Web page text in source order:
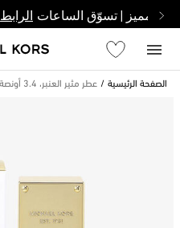
مميز | تسوّق الساعات الرابط
الصفحة الرئيسية عطر مثير العنبر، 3.4 أونصة.